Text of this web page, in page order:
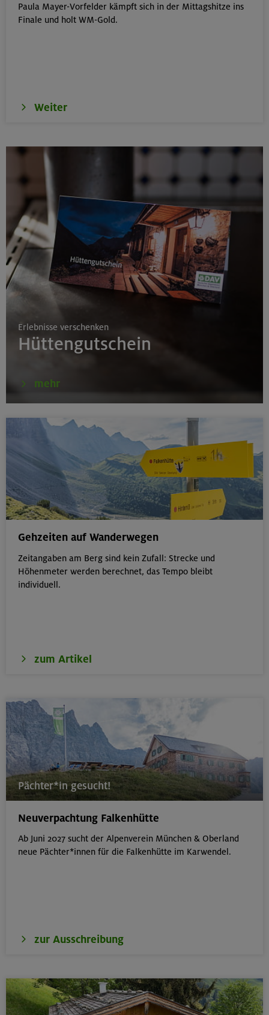
Kinderkletterkurs für Anfänger im Altmühltal
Grundkurs Klettern indoor
Karwendel-Runde
Karwendel
17.08.26
Klettertreff indoor
München
17.-19.08.26
m
Zillertaler Alpen
16.08.26
Schinder 1808 m
Bayerische Voralpen (Schlierseer Berge)
17./18./19.08.26
Aufbaukurs Klettern indoor (3 Termine)
17./18./19.08.26
München
16.08.26
Schnupperkletterkurs indoor
18.08.26
München
Paula Mayer-Vorfelder kämpft sich in der Mittagshitze ins
Finale und holt WM-Gold.
Weiter
Erlebnisse verschenken
Hüttengutschein
mehr
Gehzeiten auf Wanderwegen
Zeitangaben am Berg sind kein Zufall: Strecke und
Höhenmeter werden berechnet, das Tempo bleibt
individuell.
zum Artikel
Pächter*in gesucht!
Neuverpachtung Falkenhütte
Ab Juni 2027 sucht der Alpenverein München & Oberland
neue Pächter*innen für die Falkenhütte im Karwendel.
zur Ausschreibung